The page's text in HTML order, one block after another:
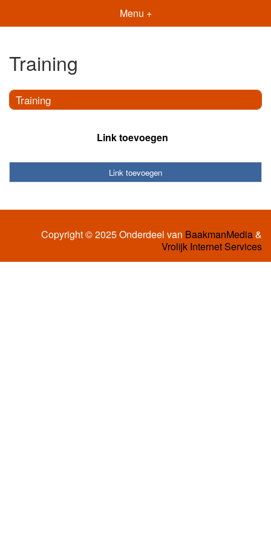
Menu +
Training
Training
Link toevoegen
Link toevoegen
Copyright © 2025 Onderdeel van BaakmanMedia&
Vrolijk Internet Services